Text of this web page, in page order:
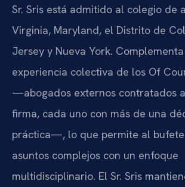
Sr. Sris está admitido al colegio de
Virginia, Maryland, el Distrito de
Jersey y Nueva York.
experiencia colectiva de los Of
—abogados externos contratados
firma, cada uno con más de una
práctica—, lo que permite al
asuntos complejos con un enfoque
multidisciplinario. El Sr. Sris